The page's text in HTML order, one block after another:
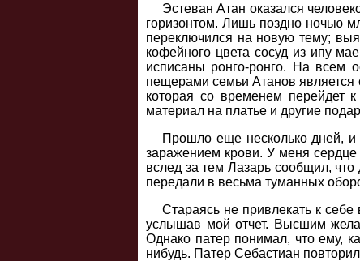
Эстеван Атан оказался
горизонтом. Лишь поздно ночью
переключился на новую тему;
кофейного цвета сосуд из ипу
исписаны ронго-ронго. На всем
пещерами семьи Атанов является
которая со временем перейдет
материал на платье и другие
Прошло еще несколько дней,
заражением крови. У меня
вслед за тем Лазарь сообщил,
передали в весьма туманных
Стараясь не привлекать к
услышав мой отчет. Высшим
Однако патер понимал, что ему,
нибудь. Патер Себастиан